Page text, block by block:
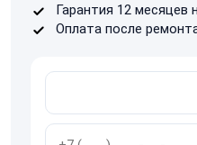
Гарантия 12 месяцев
Оплата после